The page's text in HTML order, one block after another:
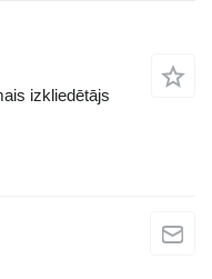
izkliedētājs